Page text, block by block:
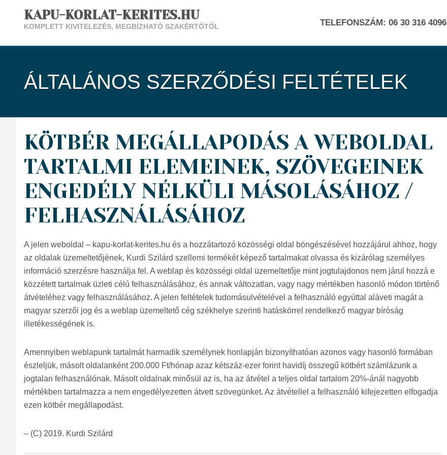
KAPU-KORLAT-KERITES.HU
KOMPLETT KIVITELEZÉS, MEGBÍZHATÓ SZAKÉRTŐTŐL TELEFONSZÁM: 06 30 316 4096
ÁLTALÁNOS SZERZŐDÉSI FELTÉTELEK
KÖTBÉR MEGÁLLAPODÁS A WEBOLDAL
TARTALMI ELEMEINEK, SZÖVEGEINEK
ENGEDÉLY NÉLKÜLI MÁSOLÁSÁHOZ /
FELHASZNÁLÁSÁHOZ
A jelen weboldal – kapu-korlat-kerites.hu és a hozzátartozó közösségi oldal böngészésével hozzájárul ahhoz, hogy
az oldalak üzemeltetőjének, Kurdi Szilárd szellemi termékét képező tartalmakat olvassa és kizárólag személyes
információ szerzésre használja fel. A weblap és közösségi oldal üzemeltetője mint jogtulajdonos nem járul hozzá e
közzétett tartalmak üzleti célú felhasználásához, és annak változatlan, vagy nagy mértékben hasonló módon történő
átvételéhez vagy felhasználásához. A jelen feltételek tudomásulvételével a felhasználó egyúttal aláveti magát a
magyar szerzői jog és a weblap üzemeltető cég székhelye szerinti hatáskörrel rendelkező magyar bíróság
illetékességének is.
Amennyiben weblapunk tartalmát harmadik személynek honlapján bizonyíthatóan azonos vagy hasonló formában
észleljük, másolt oldalanként 200.000 Ft/hónap azaz kétszáz-ezer forint havidíj összegű kötbért számlázunk a
jogtalan felhasználónak. Másolt oldalnak minősül az is, ha az átvétel a teljes oldal tartalom 20%-ánál nagyobb
mértékben tartalmazza a nem engedélyezetten átvett szövegünket. Az átvétellel a felhasználó kifejezetten elfogadja
ezen kötbér megállapodást.
– (C) 2019. Kurdi Szilárd